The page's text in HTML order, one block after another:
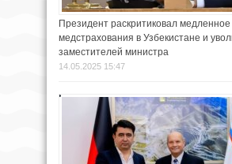
Президент раскритиковал
медстрахования в Узбекистане и
заместителей министра
14.05.2025 15:47